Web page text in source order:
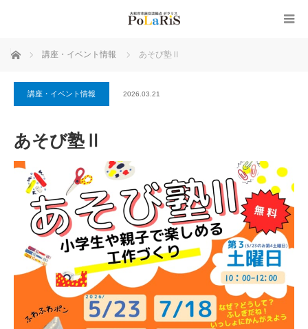
ホーム 講座・イベント情報 あそび塾Ⅱ
講座・イベント情報 2026.03.21
あそび塾Ⅱ